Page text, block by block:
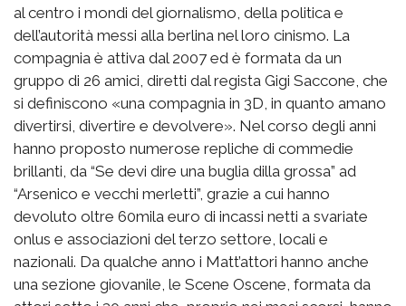
al centro i mondi del giornalismo, della politica e
dell’autorità messi alla berlina nel loro cinismo. La
compagnia è attiva dal 2007 ed è formata da un
gruppo di 26 amici, diretti dal regista Gigi Saccone, che
si definiscono «una compagnia in 3D, in quanto amano
divertirsi, divertire e devolvere». Nel corso degli anni
hanno proposto numerose repliche di commedie
brillanti, da “Se devi dire una buglia dilla grossa” ad
“Arsenico e vecchi merletti”, grazie a cui hanno
devoluto oltre 60mila euro di incassi netti a svariate
onlus e associazioni del terzo settore, locali e
nazionali. Da qualche anno i Matt’attori hanno anche
una sezione giovanile, le Scene Oscene, formata da